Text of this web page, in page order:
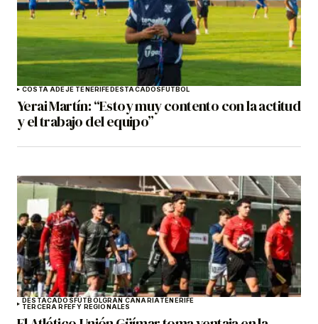
COSTA ADEJE TENERIFE DESTACADOS FÚTBOL
Yerai Martín: “Estoy muy contento con la actitud
y el trabajo del equipo”
DESTACADOS FÚTBOLGRAN CANARIATENERIFE
TERCERA RFEF Y REGIONALES